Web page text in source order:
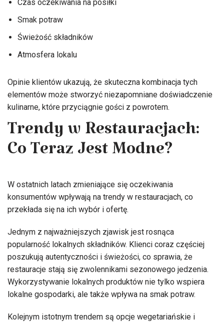
Czas oczekiwania na posiłki
Smak potraw
Świeżość składników
Atmosfera lokalu
Opinie klientów ukazują, że skuteczna kombinacja tych
elementów może stworzyć niezapomniane doświadczenie
kulinarne, które przyciągnie gości z powrotem.
Trendy w Restauracjach:
Co Teraz Jest Modne?
W ostatnich latach zmieniające się oczekiwania
konsumentów wpływają na trendy w restauracjach, co
przekłada się na ich wybór i ofertę.
Jednym z najważniejszych zjawisk jest rosnąca
popularność lokalnych składników. Klienci coraz częściej
poszukują autentyczności i świeżości, co sprawia, że
restauracje stają się zwolennikami sezonowego jedzenia.
Wykorzystywanie lokalnych produktów nie tylko wspiera
lokalne gospodarki, ale także wpływa na smak potraw.
Kolejnym istotnym trendem są opcje wegetariańskie i